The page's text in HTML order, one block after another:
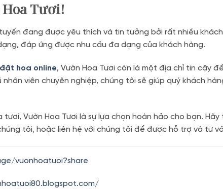
Tươi!
đang được yêu thích và tin tưởng bởi rất nhiều
đáp ứng được nhu cầu đa dạng của khách hàng.
đặt hoa online, Vườn Hoa Tươi còn là một địa chỉ tin cậy
viên chuyên nghiệp, chúng tôi sẽ giúp quý khách
Vườn Hoa Tươi là sự lựa chọn hoàn hảo cho bạn.
tôi, hoặc liên hệ với chúng tôi để được hỗ trợ và tư
vuonhoatuoi?share